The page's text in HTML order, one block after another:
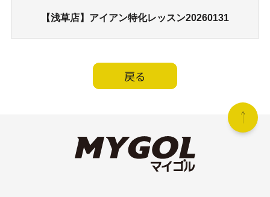
【浅草店】アイアン特化レッスン20260131
戻る